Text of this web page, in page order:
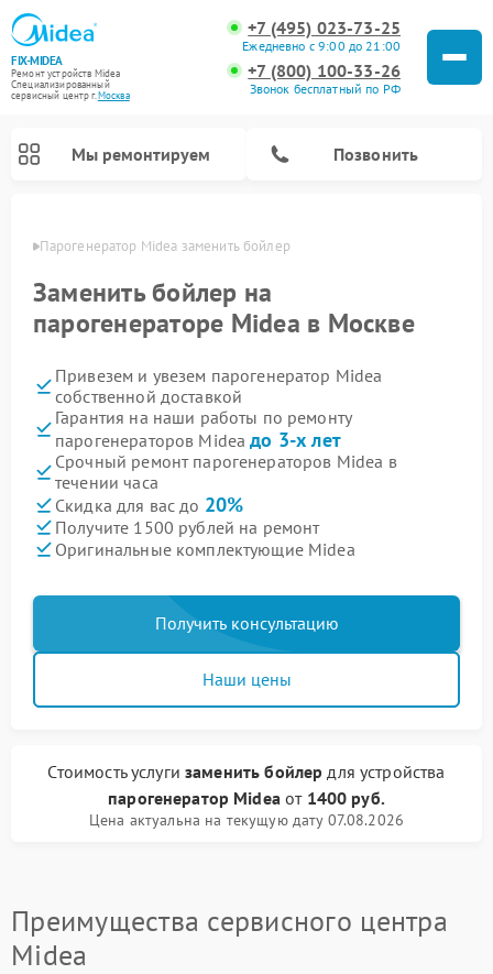
FIX-MIDEA
Ремонт устройств Midea
Специализированный
cервисный центр г.Москва
+7 (495) 023-73-25
Ежедневно с 9:00 до 21:00
+7 (800) 100-33-26
Звонок бесплатный по РФ
Мы ремонтируем Позвонить
Парогенератор Midea заменить бойлер
Заменить бойлер на
парогенераторе Midea в Москве
Привезем и увезем парогенератор Midea
собственной доставкой
Гарантия на наши работы по ремонту
парогенераторов Mideaдо 3-х лет
Срочный ремонт парогенераторов Midea в
течении часа
Скидка для вас до 20%
Получите 1500 рублей на ремонт
Оригинальные комплектующие Midea
Получить консультацию
Наши цены
Стоимость услугизаменить бойлер для устройства
парогенератор Mideaот 1400 руб.
Цена актуальна на текущую дату 07.08.2026
Преимущества сервисного центра
Midea